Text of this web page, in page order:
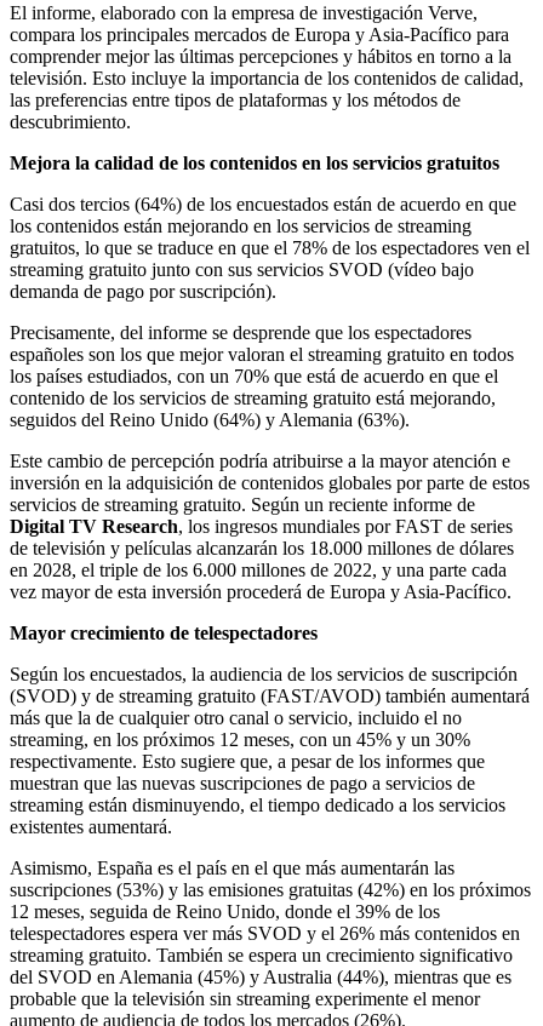
El informe, elaborado con la empresa de investigación Verve,
compara los principales mercados de Europa y Asia-Pacífico para
comprender mejor las últimas percepciones y hábitos en torno a la
televisión. Esto incluye la importancia de los contenidos de calidad,
las preferencias entre tipos de plataformas y los métodos de
descubrimiento.
Mejora la calidad de los contenidos en los servicios gratuitos
Casi dos tercios (64%) de los encuestados están de acuerdo en que
los contenidos están mejorando en los servicios de streaming
gratuitos, lo que se traduce en que el 78% de los espectadores ven el
streaming gratuito junto con sus servicios SVOD (vídeo bajo
demanda de pago por suscripción).
Precisamente, del informe se desprende que los espectadores
españoles son los que mejor valoran el streaming gratuito en todos
los países estudiados, con un 70% que está de acuerdo en que el
contenido de los servicios de streaming gratuito está mejorando,
seguidos del Reino Unido (64%) y Alemania (63%).
Este cambio de percepción podría atribuirse a la mayor atención e
inversión en la adquisición de contenidos globales por parte de estos
servicios de streaming gratuito. Según un reciente informe de
Digital TV Research, los ingresos mundiales por FAST de series
de televisión y películas alcanzarán los 18.000 millones de dólares
en 2028, el triple de los 6.000 millones de 2022, y una parte cada
vez mayor de esta inversión procederá de Europa y Asia-Pacífico.
Mayor crecimiento de telespectadores
Según los encuestados, la audiencia de los servicios de suscripción
(SVOD) y de streaming gratuito (FAST/AVOD) también aumentará
más que la de cualquier otro canal o servicio, incluido el no
streaming, en los próximos 12 meses, con un 45% y un 30%
respectivamente. Esto sugiere que, a pesar de los informes que
muestran que las nuevas suscripciones de pago a servicios de
streaming están disminuyendo, el tiempo dedicado a los servicios
existentes aumentará.
Asimismo, España es el país en el que más aumentarán las
suscripciones (53%) y las emisiones gratuitas (42%) en los próximos
12 meses, seguida de Reino Unido, donde el 39% de los
telespectadores espera ver más SVOD y el 26% más contenidos en
streaming gratuito. También se espera un crecimiento significativo
del SVOD en Alemania (45%) y Australia (44%), mientras que es
probable que la televisión sin streaming experimente el menor
aumento de audiencia de todos los mercados (26%).